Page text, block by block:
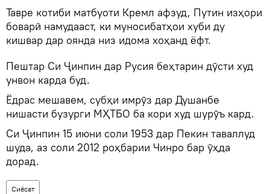
Тавре котиби матбуоти Кремл афзуд, Путин изҳори
боварӣ намудааст, ки муносибатҳои хуби ду
кишвар дар оянда низ идома хоҳанд ёфт.
Пештар Си Ҷинпин дар Русия беҳтарин дӯсти худ
унвон карда буд.
Ёдрас мешавем, субҳи имрӯз дар Душанбе
нишасти бузурги МҲТБО ба кори худ шурӯъ кард.
Си Ҷинпин 15 июни соли 1953 дар Пекин таваллуд
шуда, аз соли 2012 роҳбарии Чинро бар ӯҳда
дорад.
Сиёсат